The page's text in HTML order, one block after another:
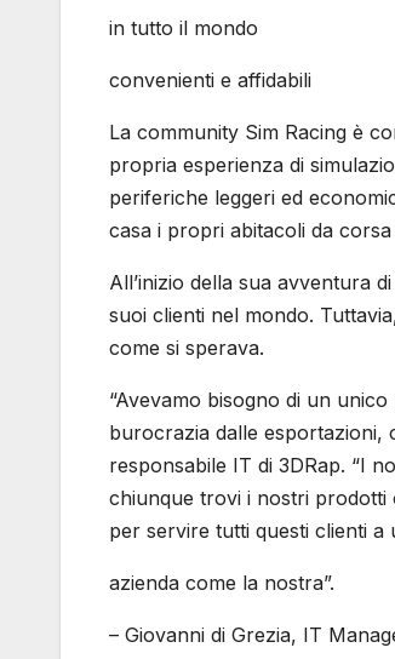
in tutto il mondo
convenienti e affidabili
La community Sim Racing è
propria esperienza di
periferiche leggeri ed
casa i propri abitacoli da
All’inizio della sua avventura
suoi clienti nel mondo.
come si sperava.
“Avevamo bisogno di un
burocrazia dalle esportazioni,
responsabile IT di 3DRap. “I
chiunque trovi i nostri prodotti
per servire tutti questi clienti
azienda come la nostra”.
– Giovanni di Grezia, IT